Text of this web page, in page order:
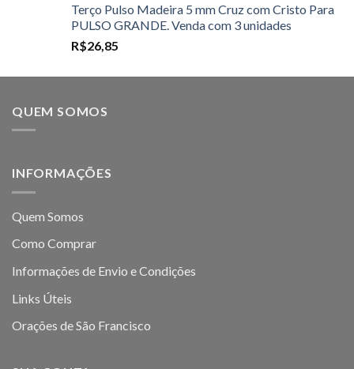
Terço Pulso Madeira 5 mm Cruz com Cristo Para
PULSO GRANDE. Venda com 3 unidades
R$26,85
QUEM SOMOS
INFORMAÇÕES
Quem Somos
Como Comprar
Informações de Envio e Condições
Links Úteis
Orações de São Francisco